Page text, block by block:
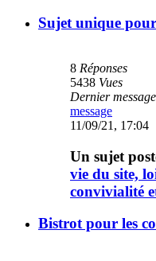
Sujet unique
8 Réponses
5438 Vues
Dernier message
message
11/09/21, 17:04
Un sujet
vie du site,
convivialité
Bistrot pour les